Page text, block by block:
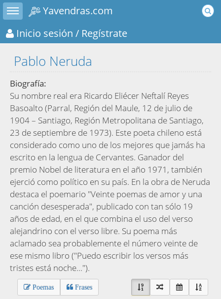
Toggle sidebar
Yavendras.com
Inicio sesión / Regístrate
Pablo Neruda
Biografía:
Su nombre real era Ricardo Eliécer Neftalí Reyes
Basoalto (Parral, Región del Maule, 12 de julio de
1904 – Santiago, Región Metropolitana de Santiago,
23 de septiembre de 1973). Este poeta chileno está
considerado como uno de los mejores que jamás ha
escrito en la lengua de Cervantes. Ganador del
premio Nobel de literatura en el año 1971, también
ejerció como político en su país. En la obra de Neruda
destaca el poemario "Veinte poemas de amor y una
canción desesperada", publicado con tan sólo 19
años de edad, en el que combina el uso del verso
alejandrino con el verso libre. Su poema más
aclamado sea probablemente el número veinte de
ese mismo libro ("Puedo escribir los versos más
tristes está noche...").
Poemas Frases